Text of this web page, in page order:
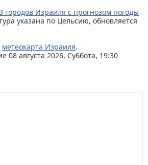
городов Израиля с прогнозом погоды
указана по Цельсию, обновляется
метеокарта Израиля.
08 августа 2026, Суббота, 19:30